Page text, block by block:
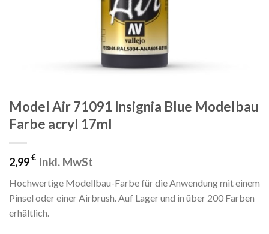
Model Air 71091 Insignia Blue Modelbau
Farbe acryl 17ml
2,99€ inkl. MwSt
Hochwertige Modellbau-Farbe für die Anwendung mit einem
Pinsel oder einer Airbrush. Auf Lager und in über 200 Farben
erhältlich.